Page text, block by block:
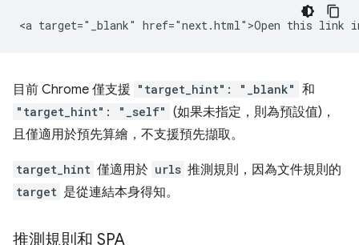
目前 Chrome 僅支援 "target_hint": "_blank" 和
"target_hint": "_self" (如果未指定，則為預設值)，
且僅適用於預先算繪，不支援預先擷取。
target_hint 僅適用於 urls 推測規則，因為文件規則的
target 是從連結本身得知。
推測規則和 SPA